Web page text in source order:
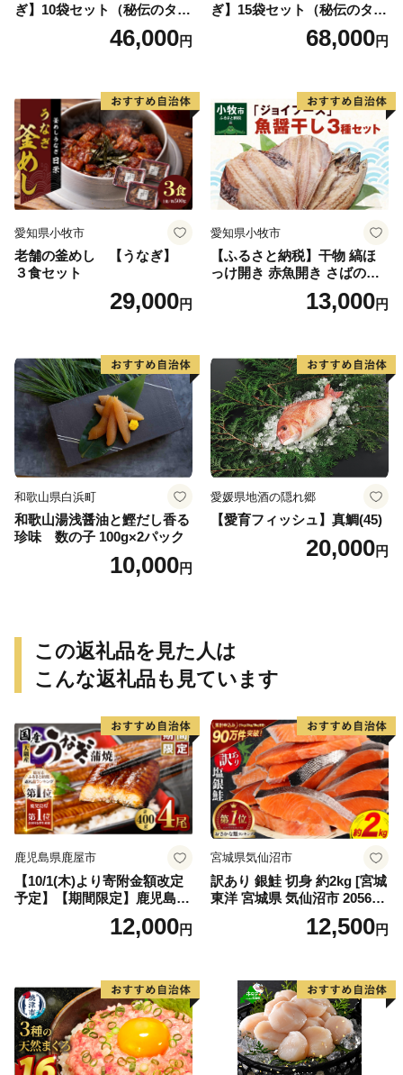
ぎ】10袋セット（秘伝のタレ
46,000円
ぎ】15袋セット（秘伝のタレ
68,000円
愛知県小牧市
老舗の釜めし 【うなぎ】
３食セット
29,000円
愛知県小牧市
【ふるさと納税】干物 縞ほ
っけ開き 赤魚開き さばの開
き 魚醤干し 3種 セット 詰め
合わせ 魚 おかず 肉厚 おいし
取り寄せグルメ 魚醤 ナンプ
ラー 愛知県 小牧市 冷凍 送料
無料
13,000円
和歌山県白浜町
和歌山湯浅醤油と鰹だし香る
珍味 数の子 100g×2パック
10,000円
愛媛県地酒の隠れ郷
【愛育フィッシュ】真鯛(45)
20,000円
この返礼品を見た人は
こんな返礼品も見ています
鹿児島県鹿屋市
【10/1(木)より寄附金額改定
予定】【期間限定】鹿児島県
大隅産うなぎ蒲焼4尾（400
g） KN007-02312,000円
宮城県気仙沼市
訳あり 銀鮭 切身 約2kg [宮城
東洋 宮城県 気仙沼市 205649
91] 鮭 魚介類 海鮮 訳アリ 規
格外 不揃い さけ サケ 鮭切身
切り身 魚 わけあり
12,500円